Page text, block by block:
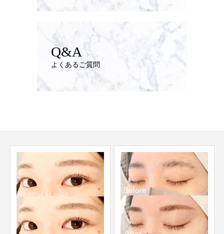
Q&A
よくあるご質問